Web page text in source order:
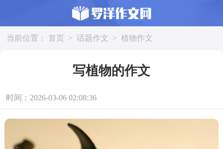
当前位置： 首页 > 话题作文 > 植物作文
写植物的作文
时间：2026-03-06 02:08:36